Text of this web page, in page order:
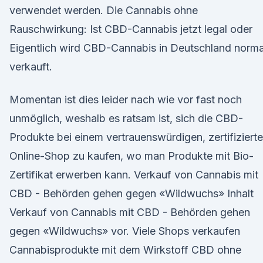
verwendet werden. Die Cannabis ohne
Rauschwirkung: Ist CBD-Cannabis jetzt legal oder
Eigentlich wird CBD-Cannabis in Deutschland
verkauft.
Momentan ist dies leider nach wie vor fast noch
unmöglich, weshalb es ratsam ist, sich die CBD-
Produkte bei einem vertrauenswürdigen,
Online-Shop zu kaufen, wo man Produkte mit Bio-
Zertifikat erwerben kann. Verkauf von Cannabis mit
CBD - Behörden gehen gegen «Wildwuchs» Inhalt
Verkauf von Cannabis mit CBD - Behörden gehen
gegen «Wildwuchs» vor. Viele Shops verkaufen
Cannabisprodukte mit dem Wirkstoff CBD ohne